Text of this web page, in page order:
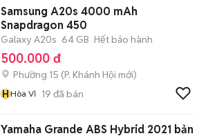
Samsung A20s 4000 mAh
Snapdragon 450
Galaxy A20s 64 GB Hết bảo hành
500.000 đ
Phường 15 (P. Khánh Hội mới)
HHòa Vĩ 19 đã bán
Yamaha Grande ABS Hybrid 2021 bản